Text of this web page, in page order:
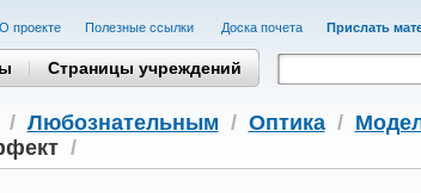
О проекте Полезные cсылки Доска почета Прислать
Страницы учреждений
Любознательным / Оптика/
/